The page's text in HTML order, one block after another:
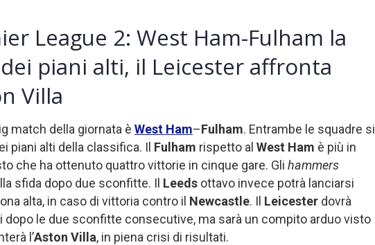
League 2: West Ham-Fulham la
piani alti, il Leicester affronta
Villa
match della giornata è West Ham–Fulham. Entrambe le squadre si
piani alti della classifica. Il Fulham rispetto al West Ham è più in
che ha ottenuto quattro vittorie in cinque gare. Gli hammers
sfida dopo due sconfitte. Il Leeds ottavo invece potrà lanciarsi
alta, in caso di vittoria contro il Newcastle. Il Leicester dovrà
dopo le due sconfitte consecutive, ma sarà un compito arduo visto
l’Aston Villa, in piena crisi di risultati.